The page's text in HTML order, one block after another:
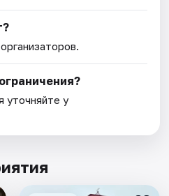
уточняйте у